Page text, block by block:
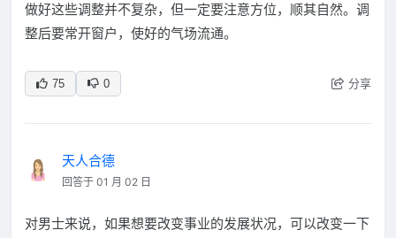
做好这些调整并不复杂，但一定要注意方位，顺其自然。调
整后要常开窗户，使好的气场流通。
75 0 分享
天人合德
回答于 01 月 02 日
对男士来说，如果想要改变事业的发展状况，可以改变一下